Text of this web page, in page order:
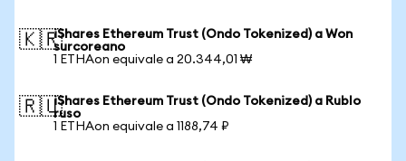
🇰🇷iShares Ethereum Trust (Ondo Tokenized) a Won
surcoreano
1 ETHAon equivale a 20.344,01 ₩
🇷🇺iShares Ethereum Trust (Ondo Tokenized) a Rublo
ruso
1 ETHAon equivale a 1188,74 ₽